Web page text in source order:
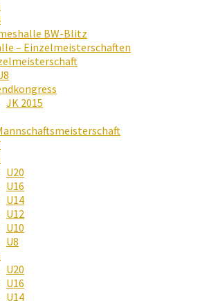
BW-Blitz
– Einzelmeisterschaften
JK 2015
U20
U16
U14
U12
U10
U8
U20
U16
U14